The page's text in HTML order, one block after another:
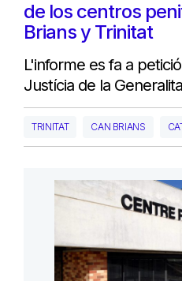
de los centros
Brians y Trinitat
L'informe es fa a
Justícia de la
TRINITAT CAN BRIANS